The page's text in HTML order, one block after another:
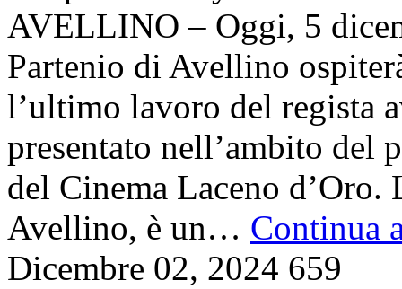
AVELLINO – Oggi, 5
Partenio di Avellino
l’ultimo lavoro del regista
presentato nell’ambito del
del Cinema Laceno
Avellino, è un… Continua
Dicembre 02, 2024 659